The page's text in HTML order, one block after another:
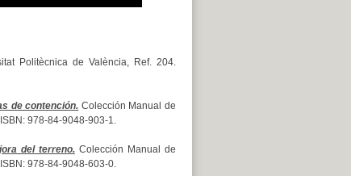
Politècnica de València, Ref. 204.
de contención. Colección Manual de
978-84-9048-903-1.
del terreno.Colección Manual de
978-84-9048-603-0.